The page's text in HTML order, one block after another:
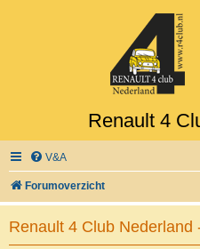
Renault 4
V&A
Forumoverzicht
Renault 4 Club